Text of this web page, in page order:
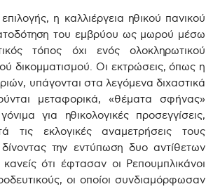
η καλλιέργεια ηθικού πανικού
του εμβρύου ως μωρού μέσω
τόπος όχι ενός ολοκληρωτικού
δικομματισμού. Οι εκτρώσεις, όπως η
υπάγονται στα λεγόμενα διχαστικά
μεταφορικά, «θέματα σφήνας»
για ηθικολογικές προσεγγίσεις,
τις εκλογικές αναμετρήσεις τους
την εντύπωση δυο αντίθετων
ότι έφτασαν οι Ρεπουμπλικάνοι
οι οποίοι συνδιαμόρφωσαν